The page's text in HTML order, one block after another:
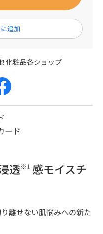
化粧品各ショップ
ード
透※1 感モイスチ
離せない肌悩みへの新た